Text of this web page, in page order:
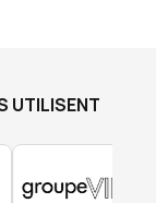
UTILISENT